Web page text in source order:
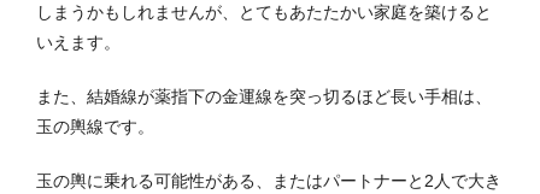
しまうかもしれませんが、とてもあたたかい家庭を築けると
いえます。
また、結婚線が薬指下の金運線を突っ切るほど長い手相は、
玉の輿線です。
玉の輿に乗れる可能性がある、またはパートナーと2人で大き